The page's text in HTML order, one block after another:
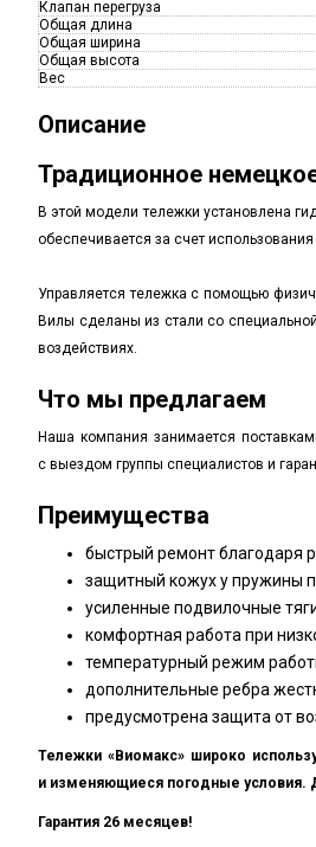
Клапан перегруза
Общая длина
Общая ширина
Общая высота
Вес
Описание
Традиционное
В этой модели тележки установлена
обеспечивается за счет
Управляется тележка с помощью
Вилы сделаны из стали со
воздействиях.
Что мы предлагаем
Наша компания занимается
с выездом группы специалистов и
Преимущества
быстрый ремонт благодаря
защитный кожух у пружины
усиленные подвилочные
комфортная работа при
температурный режим
дополнительные ребра
предусмотрена защита от
Тележки «Виомакс» широко
и изменяющиеся погодные условия.
Гарантия 26 месяцев!